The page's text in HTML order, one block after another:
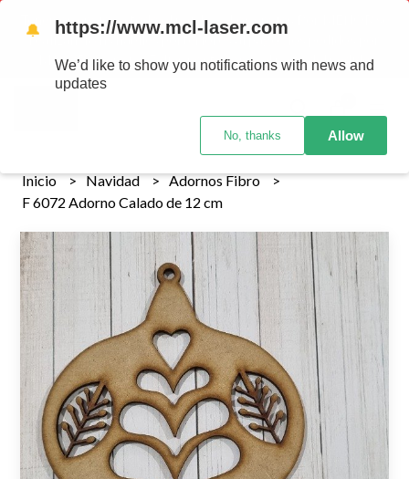
Tenemos envios a todo el pais!........ Los envios Por MENOR se
realizan 48 hs habiles porteriores al pago , los pedidos por
MAYOR se envian 7 dias posteriores al pago del pedido
Inicio Navidad
Adornos Fibro
F 6072 Adorno Calado de 12 cm
🔔 https://www.mcl-laser.com
We’d like to show you notifications with news and
updates
No, thanks Allow